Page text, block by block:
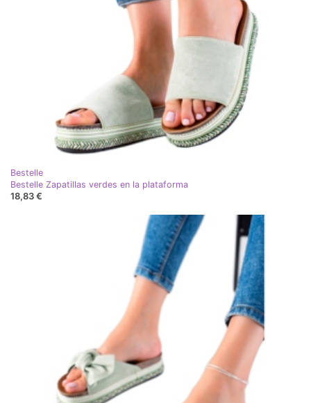
Bestelle
Bestelle Zapatillas verdes en la plataforma
18,83 €